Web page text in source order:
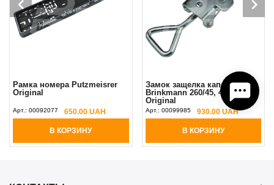
Рамка номера Putzmeisrer
Original
Арт.: 00092077 650.00 UAH
В КОРЗИНУ
Замок защелка капота
Brinkmann 260/45, 450/550
Original
Арт.: 00099985 930.00 UAH
В КОРЗИНУ